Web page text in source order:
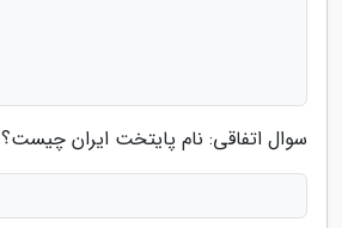
سوال اتفاقی: نام پایتخت ایران چیست؟